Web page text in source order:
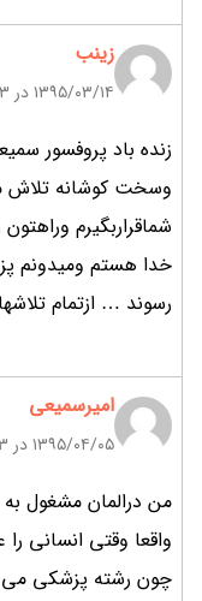
زینب
۱۳۹۵/۰۳/۱۴ در 11:03 ق.ظ
زنده باد پروفسور
وسخت کوشانه تلاش
شماقراربگیرم
خدا هستم ومیدونم
رسوند … ازتمام
امیرسمیعی
۱۳۹۵/۰۴/۰۵ در 11:03 ق.ظ
من درالمان مشغول
واقعا وقتی انسانی
چون رشته پزشکی می